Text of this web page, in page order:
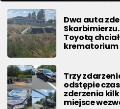
Dwa auta
Toyotą
krematorium
Trzy
odstępie
zderzenia
miejsce